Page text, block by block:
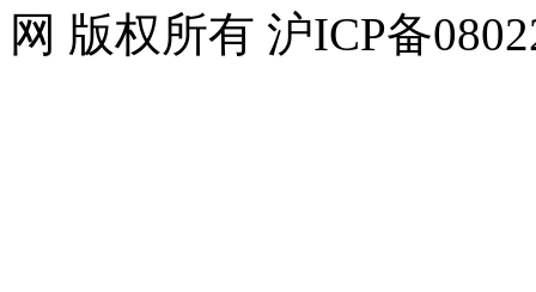
网 版权所有 沪ICP备